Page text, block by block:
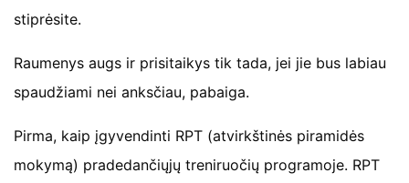
stiprėsite.
Raumenys augs ir prisitaikys tik tada, jei jie bus labiau
spaudžiami nei anksčiau, pabaiga.
Pirma, kaip įgyvendinti RPT (atvirkštinės piramidės
mokymą) pradedančiųjų treniruočių programoje. RPT